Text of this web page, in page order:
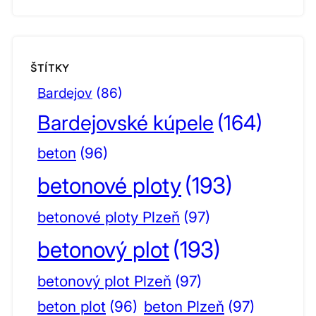
ŠTÍTKY
Bardejov (86)
Bardejovské kúpele (164)
beton (96)
betonové ploty(193)
betonové ploty Plzeň (97)
betonový plot (193)
betonový plot Plzeň (97)
beton plot (96) beton Plzeň (97)